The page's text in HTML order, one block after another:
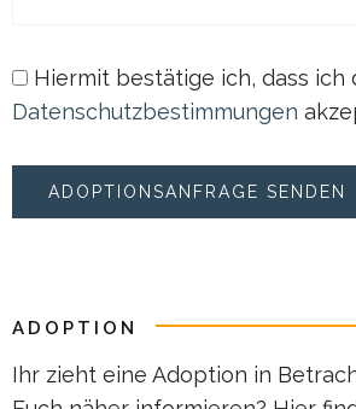
Hiermit bestätige ich, dass ich
Datenschutzbestimmungen
ADOPTION
Ihr zieht eine Adoption in